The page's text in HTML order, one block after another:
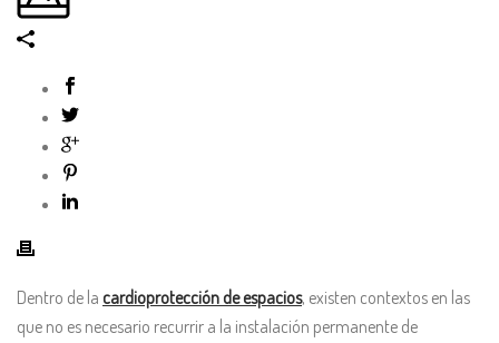
Dentro de la cardioprotección de espacios, existen contextos en las
que no es necesario recurrir a la instalación permanente de